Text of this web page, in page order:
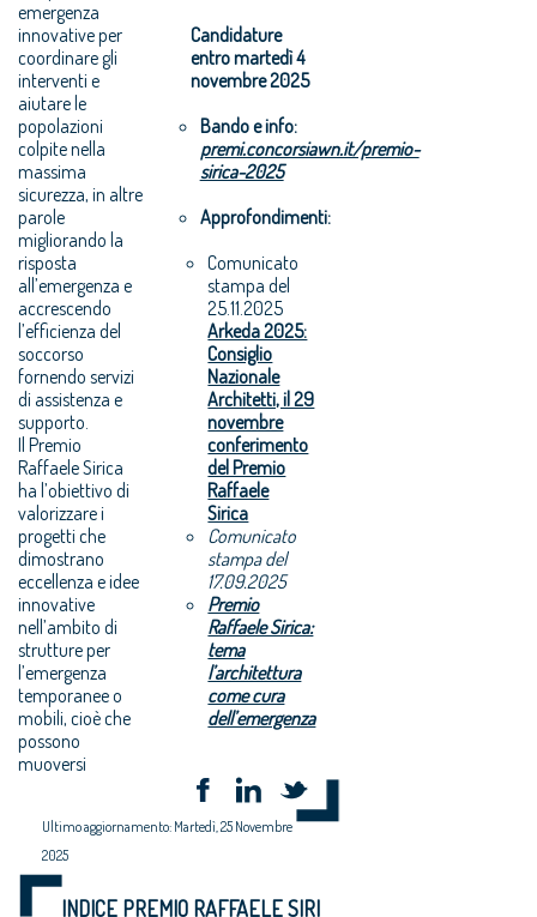
emergenza
innovative per
coordinare gli
interventi e
aiutare le
popolazioni
colpite nella
massima
sicurezza, in altre
parole
migliorando la
risposta
all’emergenza e
accrescendo
l’efficienza del
soccorso
fornendo servizi
di assistenza e
supporto.
Il Premio
Raffaele Sirica
ha l’obiettivo di
valorizzare i
progetti che
dimostrano
eccellenza e idee
innovative
nell’ambito di
strutture per
l’emergenza
temporanee o
mobili, cioè che
possono
muoversi
Candidature
entro martedì 4
novembre 2025
Bando e info:
premi.concorsiawn.it/premio-
sirica-2025
Approfondimenti:
Comunicato
stampa del
25.11.2025
Arkeda 2025:
Consiglio
Nazionale
Architetti, il 29
novembre
conferimento
del Premio
Raffaele
Sirica
Comunicato
stampa del
17.09.2025
Premio
Raffaele Sirica:
tema
l’architettura
come cura
dell’emergenza
Ultimo aggiornamento: Martedì, 25 Novembre
2025
INDICE PREMIO RAFFAELE SIRI